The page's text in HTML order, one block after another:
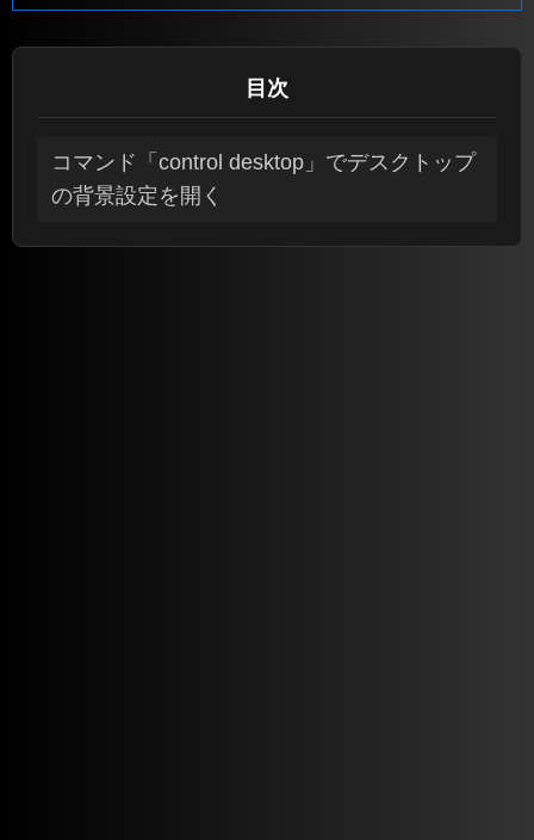
目次
コマンド「control desktop」でデスクトップ
の背景設定を開く